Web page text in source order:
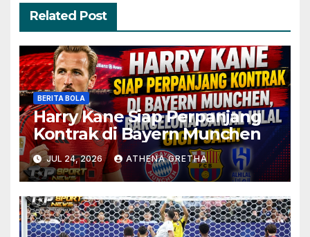
Related Post
BERITA BOLA
Harry Kane Siap Perpanjang
Kontrak di Bayern Munchen
JUL 24, 2026 ATHENA GRETHA